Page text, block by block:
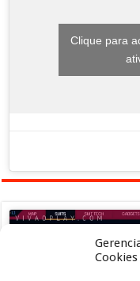
Cookies
Clique para